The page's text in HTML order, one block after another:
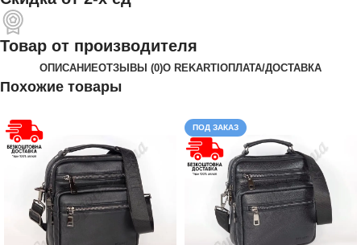
Товар от производителя
ОПИСАНИЕОТЗЫВЫ (0)О REKARTI ОПЛАТА/ДОСТАВКА
Похожие товары
ПОД ЗАКАЗ